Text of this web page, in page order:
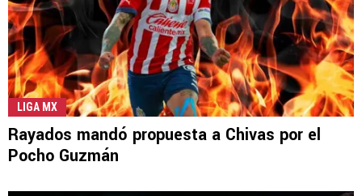
LIGA MX
Rayados mandó propuesta a Chivas por el
Pocho Guzmán